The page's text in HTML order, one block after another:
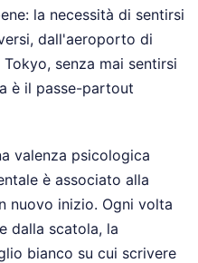
la necessità di sentirsi
dall'aeroporto di
senza mai sentirsi
è il passe-partout
valenza psicologica
è associato alla
nuovo inizio. Ogni volta
dalla scatola, la
bianco su cui scrivere